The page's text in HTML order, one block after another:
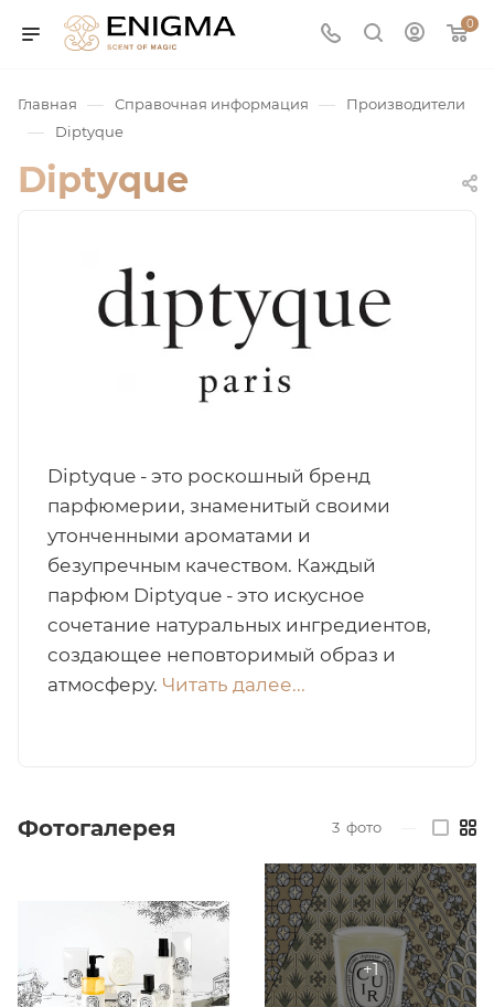
0
Арабская
сертификат
Главная — Справочная информация — Производители
— Diptyque
Diptyque
Diptyque - это роскошный бренд
парфюмерии, знаменитый своими
утонченными ароматами и
безупречным качеством. Каждый
парфюм Diptyque - это искусное
сочетание натуральных ингредиентов,
создающее неповторимый образ и
атмосферу. Читать далее...
Фотогалерея 3 фото